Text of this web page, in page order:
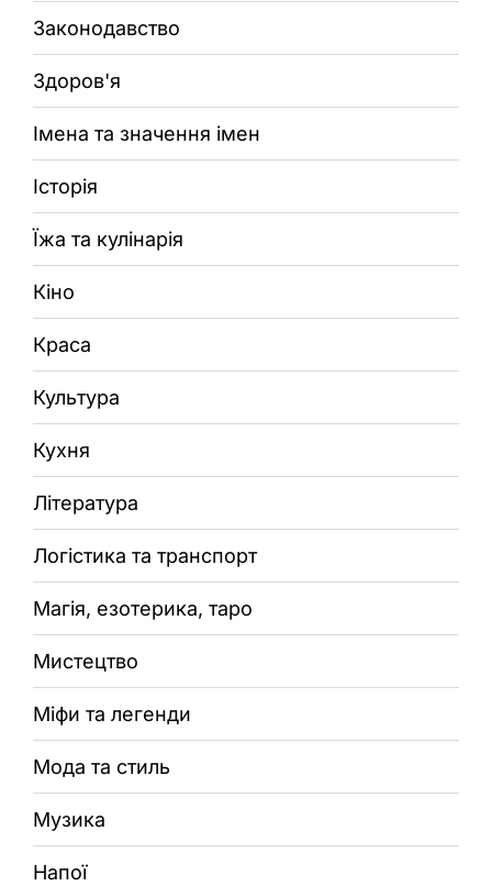
Законодавство
Здоров'я
Імена та значення імен
Історія
Їжа та кулінарія
Кіно
Краса
Культура
Кухня
Література
Логістика та транспорт
Магія, езотерика, таро
Мистецтво
Міфи та легенди
Мода та стиль
Музика
Напої